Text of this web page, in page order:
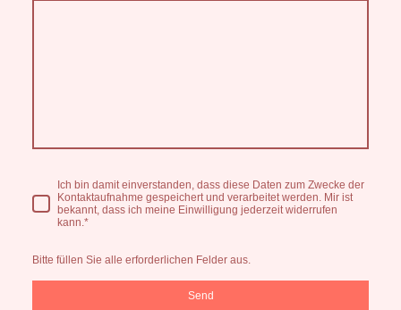
Ich bin damit einverstanden, dass diese Daten zum Zwecke der
Kontaktaufnahme gespeichert und verarbeitet werden. Mir ist
bekannt, dass ich meine Einwilligung jederzeit widerrufen
kann.*
Bitte füllen Sie alle erforderlichen Felder aus.
Send